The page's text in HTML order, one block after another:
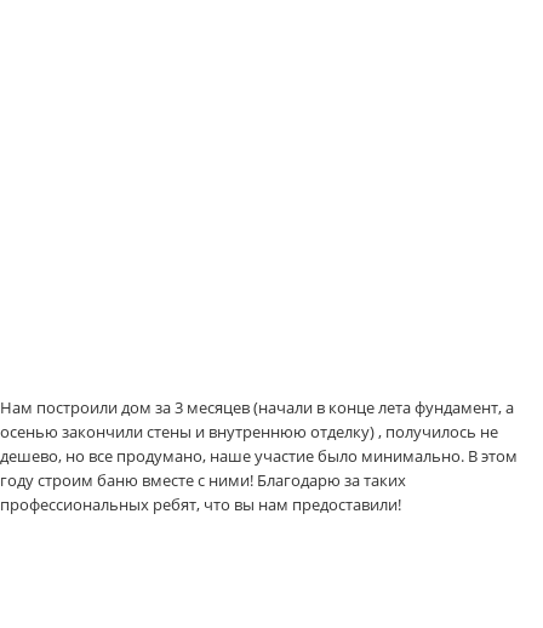
Нам построили дом за 3 месяцев (начали в конце лета фундамент, а
осенью закончили стены и внутреннюю отделку) , получилось не
дешево, но все продумано, наше участие было минимально. В этом
году строим баню вместе с ними! Благодарю за таких
профессиональных ребят, что вы нам предоставили!